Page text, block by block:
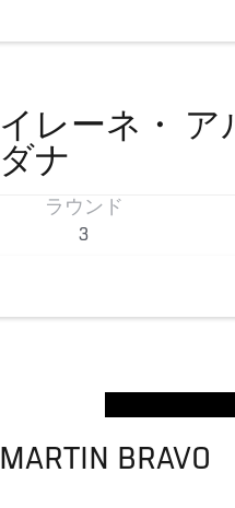
イレーネ・
ア
ダナ
ラウンド
3
MARTIN BRAVO